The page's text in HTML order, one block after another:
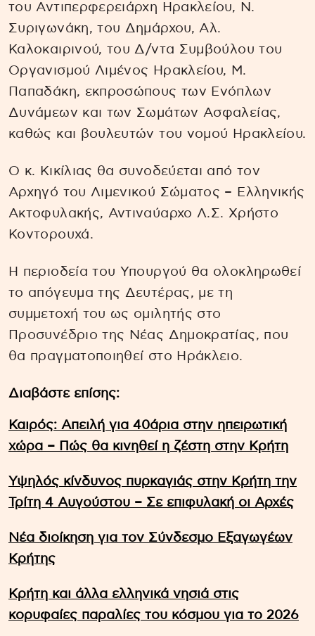
του Αντιπερφερειάρχη Ηρακλείου, Ν.
Συριγωνάκη, του Δημάρχου, Αλ.
Καλοκαιρινού, του Δ/ντα Συμβούλου του
Οργανισμού Λιμένος Ηρακλείου, Μ.
Παπαδάκη, εκπροσώπους των Ενόπλων
Δυνάμεων και των Σωμάτων Ασφαλείας,
καθώς και βουλευτών του νομού Ηρακλείου.
Ο κ. Κικίλιας θα συνοδεύεται από τον
Αρχηγό του Λιμενικού Σώματος – Ελληνικής
Ακτοφυλακής, Αντιναύαρχο Λ.Σ. Χρήστο
Κοντορουχά.
Η περιοδεία του Υπουργού θα ολοκληρωθεί
το απόγευμα της Δευτέρας, με τη
συμμετοχή του ως ομιλητής στο
Προσυνέδριο της Νέας Δημοκρατίας, που
θα πραγματοποιηθεί στο Ηράκλειο.
Διαβάστε επίσης:
Καιρός: Απειλή για 40άρια στην ηπειρωτική
χώρα – Πώς θα κινηθεί η ζέστη στην Κρήτη
Υψηλός κίνδυνος πυρκαγιάς στην Κρήτη την
Τρίτη 4 Αυγούστου – Σε επιφυλακή οι Αρχές
Νέα διοίκηση για τον Σύνδεσμο Εξαγωγέων
Κρήτης
Κρήτη και άλλα ελληνικά νησιά στις
κορυφαίες παραλίες του κόσμου για το 2026